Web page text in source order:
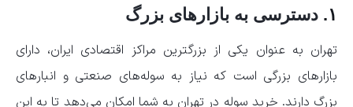
۱. دسترسی به بازارهای بزرگ
تهران به عنوان یکی از بزرگترین مراکز اقتصادی ایران، دارای
بازارهای بزرگی است که نیاز به سوله‌های صنعتی و انبارهای
بزرگ دارند. خرید سوله در تهران به شما امکان می‌دهد تا به این